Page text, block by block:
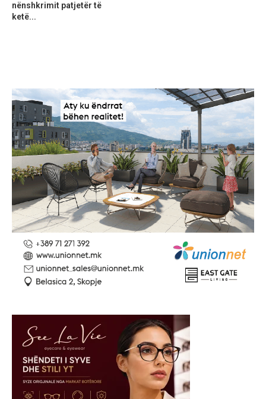
nënshkrimit patjetër të
ketë...